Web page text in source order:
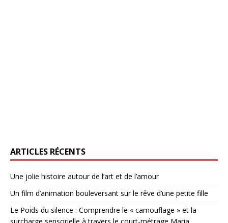
ARTICLES RÉCENTS
Une jolie histoire autour de l’art et de l’amour
Un film d’animation bouleversant sur le rêve d’une petite fille
Le Poids du silence : Comprendre le « camouflage » et la